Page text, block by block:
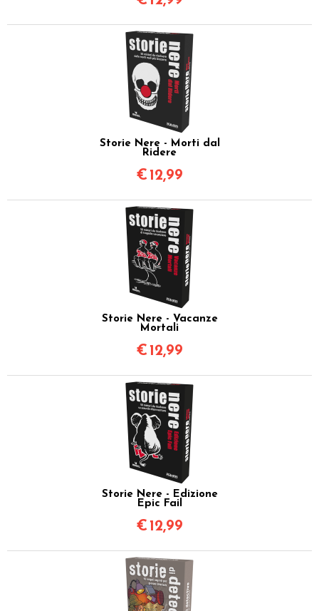
Storie Nere - Morti dal
Ridere
€ 12,99
Storie Nere - Vacanze
Mortali
€ 12,99
Storie Nere - Edizione
Epic Fail
€ 12,99